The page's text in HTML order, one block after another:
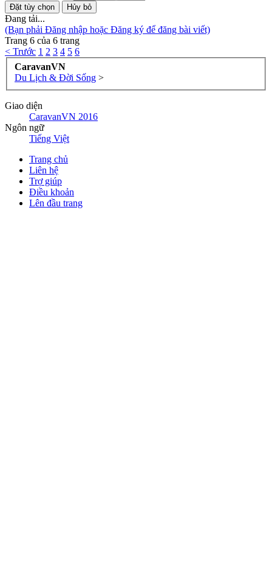
Đang tải...
(Bạn phải Đăng nhập hoặc Đăng ký để đăng bài viết)
Trang 6 của 6 trang
< Trước 1 2 3 4 5 6
CaravanVN
Du Lịch & Đời Sống >
Giao diện
CaravanVN 2016
Ngôn ngữ
Tiếng Việt
Trang chủ
Liên hệ
Trợ giúp
Điều khoản
Lên đầu trang